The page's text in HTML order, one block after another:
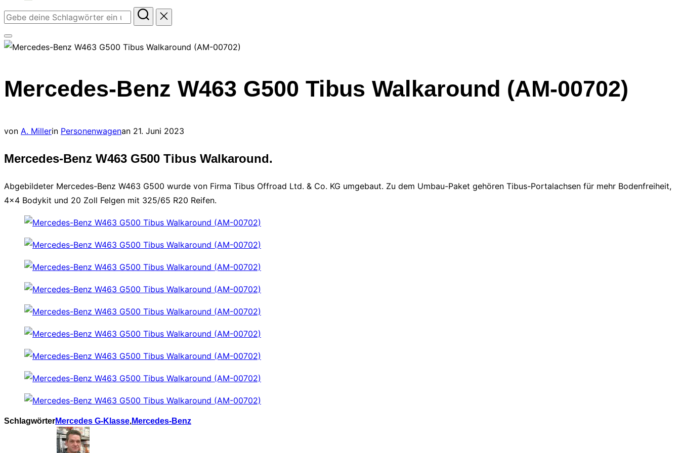
Suchen
Seitenleiste
umschalten
Mercedes-Benz W463 G500 Tibus Walkaround (AM-00702)
von A. Millerin Personenwagenan Veröffentlicht
21. Juni 2023
Mercedes-Benz W463 G500 Tibus Walkaround.
Abgebildeter Mercedes-Benz W463 G500 wurde von Firma Tibus Offroad Ltd. & Co. KG umgebaut. Zu dem Umbau-Paket gehören Tibus-Portalachsen für mehr Bodenfreiheit,
4×4 Bodykit und 20 Zoll Felgen mit 325/65 R20 Reifen.
SchlagwörterMercedes G-Klasse,Mercedes-Benz